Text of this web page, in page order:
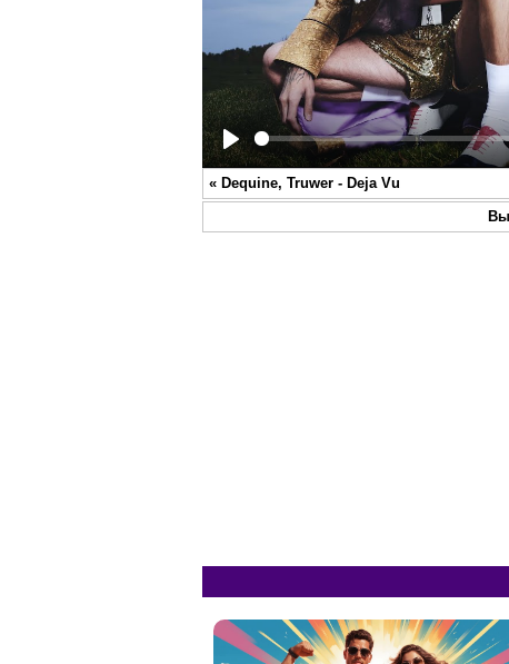
Play
« Dequine, Truwer - Deja Vu